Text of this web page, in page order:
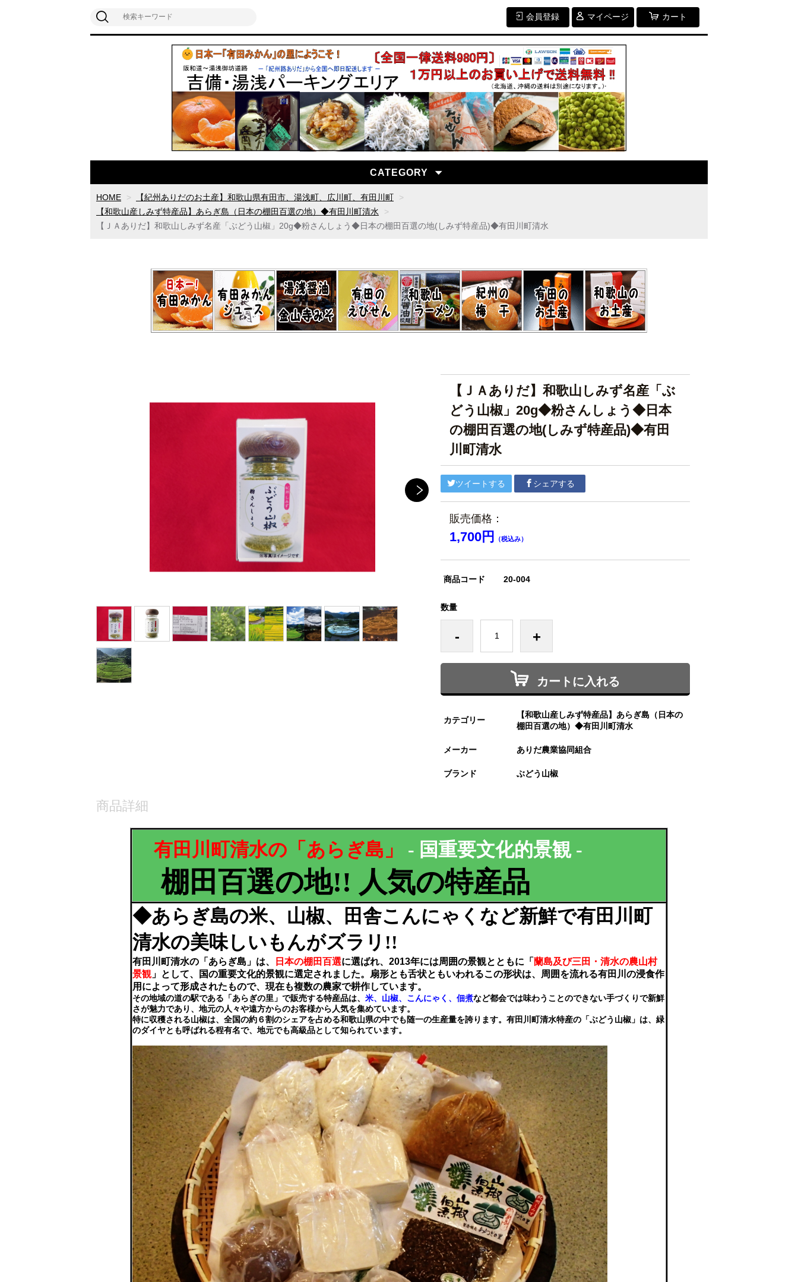
会員登録 マイページ カート
CATEGORY
HOME
【紀州ありだのお土産】和歌山県有田市、湯浅町、広川町、有田川町
【和歌山産しみず特産品】あらぎ島（日本の棚田百選の地）◆有田川町清水
【ＪＡありだ】和歌山しみず名産「ぶどう山椒」20g◆粉さんしょう◆日本の棚田百選の地(しみず特産品)◆有田川町清水
【ＪＡありだ】和歌山しみず名産「ぶ
どう山椒」20g◆粉さんしょう◆日本
の棚田百選の地(しみず特産品)◆有田
川町清水
ツイートする シェアする
販売価格：
1,700円 （税込み）
商品コード 20-004
数量
- +
カートに入れる
カテゴリー
【和歌山産しみず特産品】あらぎ島（日本の
棚田百選の地）◆有田川町清水
メーカー ありだ農業協同組合
ブランド ぶどう山椒
商品詳細
有田川町清水の「あらぎ島」 - 国重要文化的景観 -
棚田百選の地!! 人気の特産品
◆あらぎ島の米、山椒、田舎こんにゃくなど新鮮で有田川町
清水の美味しいもんがズラリ!!
有田川町清水の「あらぎ島」は、 日本の棚田百選に選ばれ、2013年には周囲の景観とともに「 蘭島及び三田・清水の農山村
景観」として、国の重要文化的景観に選定されました。扇形とも舌状ともいわれるこの形状は、周囲を流れる有田川の浸食作
用によって形成されたもので、現在も複数の農家で耕作しています。
その地域の道の駅である「あらぎの里」で販売する特産品は、 米、山椒、こんにゃく、佃煮など都会では味わうことのできない手づくりで新鮮
さが魅力であり、地元の人々や遠方からのお客様から人気を集めています。
特に収穫される山椒は、全国の約６割のシェアを占める和歌山県の中でも随一の生産量を誇ります。有田川町清水特産の「ぶどう山椒」は、緑
のダイヤとも呼ばれる程有名で、地元でも高級品として知られています。